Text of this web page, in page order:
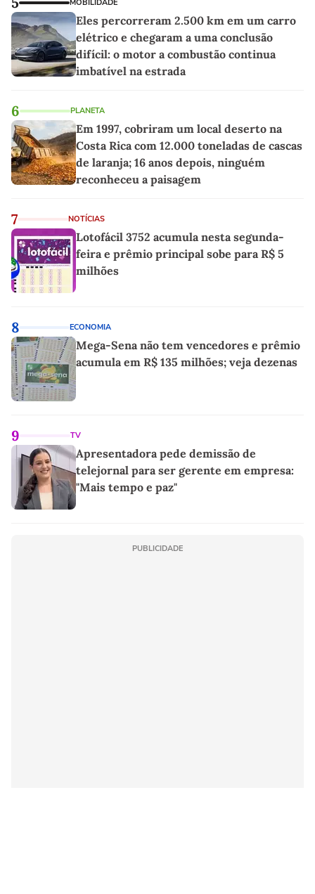
MOBILIDADE
Eles percorreram 2.500 km em um carro
elétrico e chegaram a uma conclusão
difícil: o motor a combustão continua
imbatível na estrada
6 PLANETA
Em 1997, cobriram um local deserto na
Costa Rica com 12.000 toneladas de cascas
de laranja; 16 anos depois, ninguém
reconheceu a paisagem
7 NOTÍCIAS
Lotofácil 3752 acumula nesta segunda-
feira e prêmio principal sobe para R$ 5
milhões
8 ECONOMIA
Mega-Sena não tem vencedores e prêmio
acumula em R$ 135 milhões; veja dezenas
9 TV
Apresentadora pede demissão de
telejornal para ser gerente em empresa:
"Mais tempo e paz"
PUBLICIDADE